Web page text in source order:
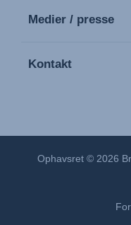
Medier / presse
Kontakt
Ophavsret © 2026